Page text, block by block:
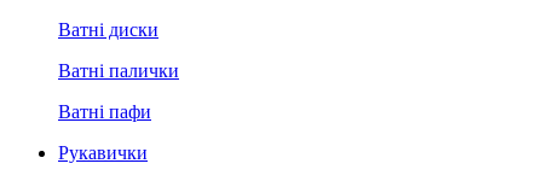
Ватні диски
Ватні палички
Ватні пафи
Рукавички